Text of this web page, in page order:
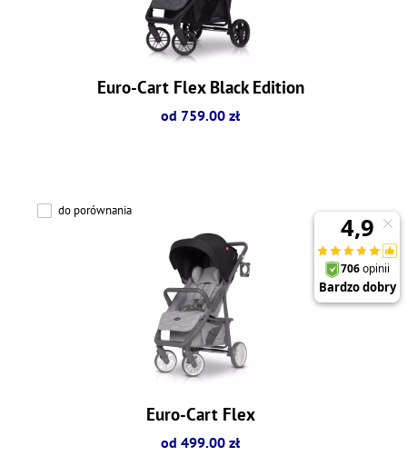
Euro-Cart Flex Black Edition
od 759.00 zł
do porównania
Euro-Cart Flex
od 499.00 zł